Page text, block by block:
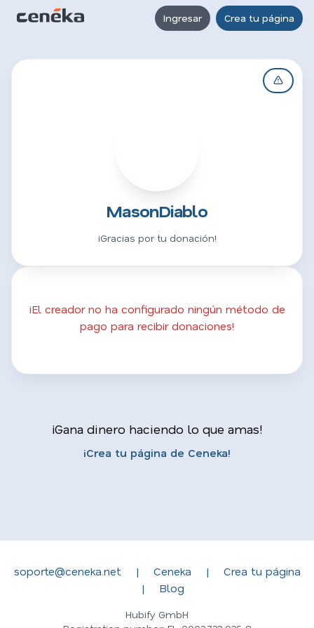
Ingresar Crea tu página
MasonDiablo
¡Gracias por tu donación!
¡El creador no ha configurado ningún método de
pago para recibir donaciones!
¡Gana dinero haciendo lo que amas!
¡Crea tu página de Ceneka!
soporte@ceneka.net | Ceneka |
Crea tu página
|
Blog
Hubify GmbH